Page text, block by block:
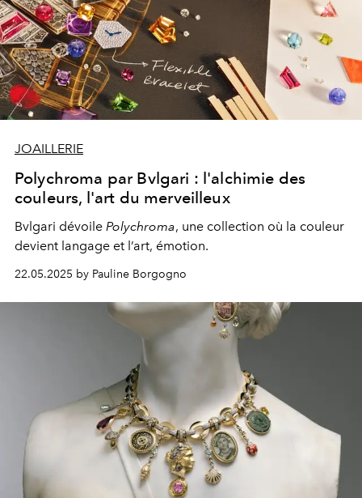
JOAILLERIE
Polychroma par Bvlgari : l'alchimie des
couleurs, l'art du merveilleux
Bvlgari dévoile Polychroma, une collection où la couleur
devient langage et l’art, émotion.
22.05.2025 by Pauline Borgogno